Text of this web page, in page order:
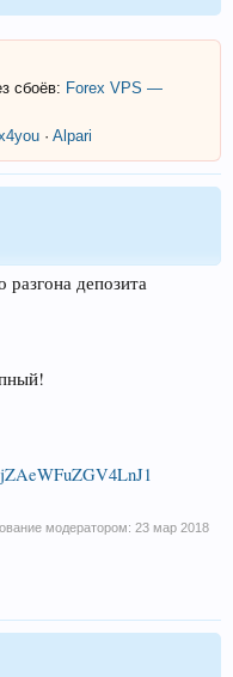
сбоёв: Forex VPS —
· Alpari
депозита
модератором: 23 мар 2018